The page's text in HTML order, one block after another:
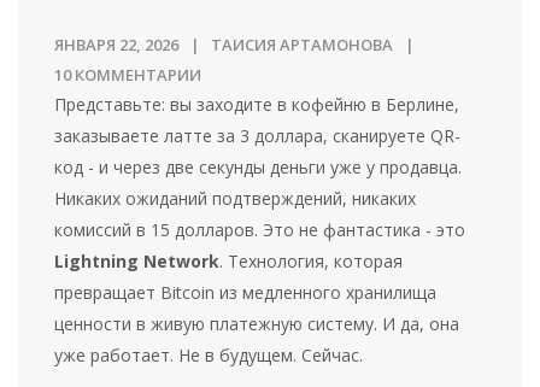
ЯНВАРЯ 22, 2026
ТАИСИЯ АРТАМОНОВА
10 КОММЕНТАРИИ
Представьте: вы заходите в кофейню в Берлине,
заказываете латте за 3 доллара, сканируете QR-
код - и через две секунды деньги уже у продавца.
Никаких ожиданий подтверждений, никаких
комиссий в 15 долларов. Это не фантастика - это
Lightning Network. Технология, которая
превращает Bitcoin из медленного хранилища
ценности в живую платежную систему. И да, она
уже работает. Не в будущем. Сейчас.